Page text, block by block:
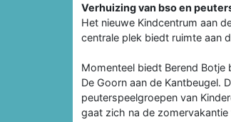
Verhuizing van bso en
Het nieuwe Kindcentrum aan
centrale plek biedt ruimte aan
Momenteel biedt Berend
De Goorn aan de Kantbeugel.
peuterspeelgroepen van
gaat zich na de